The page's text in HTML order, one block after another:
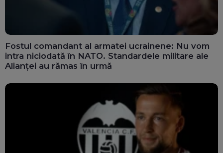
Fostul comandant al armatei ucrainene: Nu vom
intra niciodată în NATO. Standardele militare ale
Alianței au rămas în urmă